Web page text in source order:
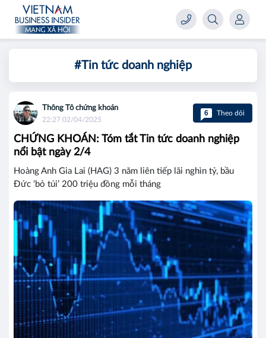
#Tin tức doanh nghiệp
Thông Tô chứng khoán
22:27 02/04/2025
6 Theo dõi
CHỨNG KHOÁN: Tóm tắt Tin tức doanh nghiệp
nổi bật ngày 2/4
Hoàng Anh Gia Lai (HAG) 3 năm liên tiếp lãi nghìn tỷ, bầu
Đức ‘bỏ túi’ 200 triệu đồng mỗi tháng